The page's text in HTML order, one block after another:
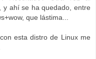
y ahí se ha quedado, entre
que lástima...
esta distro de Linux me